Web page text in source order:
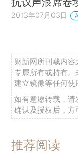
2013年07月03日
财新网所刊载内
专属所有或持有
建立镜像等任何使
如有意愿转载，请
确认及授权后，方
推荐阅读